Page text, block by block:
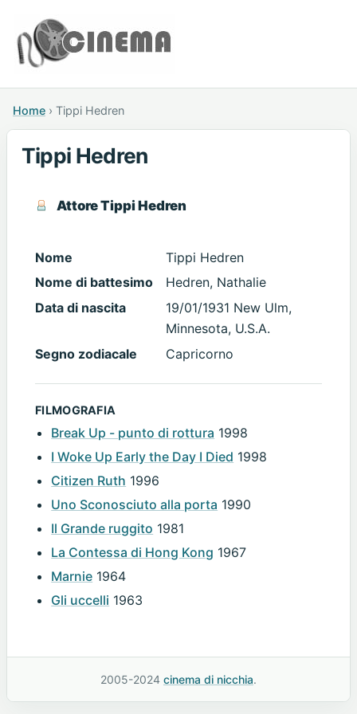
Home › Tippi Hedren
Tippi Hedren
Attore Tippi Hedren
Nome
Tippi Hedren
Nome di battesimo
Hedren, Nathalie
Data di nascita
19/01/1931 New Ulm,
Minnesota, U.S.A.
Segno zodiacale
Capricorno
FILMOGRAFIA
Break Up - punto di rottura 1998
I Woke Up Early the Day I Died 1998
Citizen Ruth 1996
Uno Sconosciuto alla porta 1990
Il Grande ruggito 1981
La Contessa di Hong Kong 1967
Marnie 1964
Gli uccelli 1963
2005-2024 cinema di nicchia.